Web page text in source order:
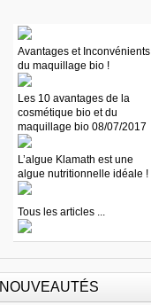
Avantages et Inconvénients
du maquillage bio !
Les 10 avantages de la
cosmétique bio et du
maquillage bio 08/07/2017
L’algue Klamath est une
algue nutritionnelle idéale !
Tous les articles ...
NOUVEAUTÉS